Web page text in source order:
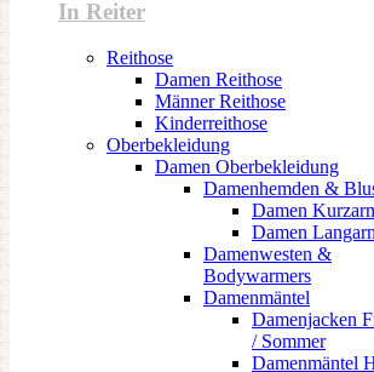
In Reiter
Reithose
Damen Reithose
Männer Reithose
Kinderreithose
Oberbekleidung
Damen Oberbekleidung
Damenhemden &
Damen
Damen
Damenwesten &
Bodywarmers
Damenmäntel
Damenjacken
/ Sommer
Damenmäntel